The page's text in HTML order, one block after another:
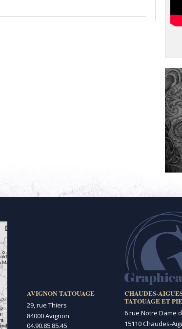
AVIGNON TATOUAGE
29, rue Thiers
84000 Avignon
04.90.85.85.45
CHAUDES-
TATOUAGE ET
6 rue Notre Dame
15110 Chaudes-